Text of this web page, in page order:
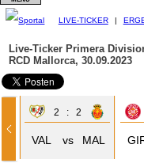
LIVE-TICKER |
Live-Ticker Primera
RCD Mallorca, 30.09.2023
2 : 2
VAL vs MAL